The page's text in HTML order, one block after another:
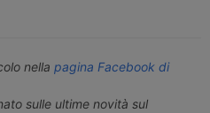
nella pagina Facebook di
sulle ultime novità sul